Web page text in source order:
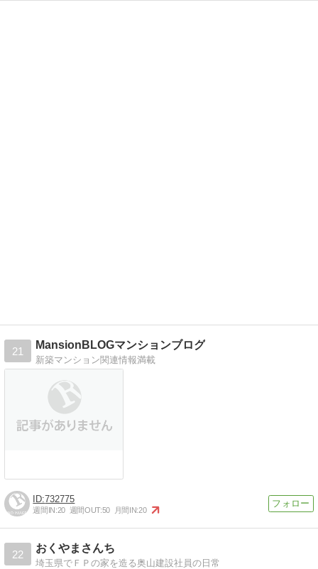
21
MansionBLOGマンションブログ
新築マンション関連情報満載
732775
週間IN:20 週間OUT:50 月間IN:20
22
おくやまさんち
埼玉県でＦＰの家を造る奥山建設社員の日常